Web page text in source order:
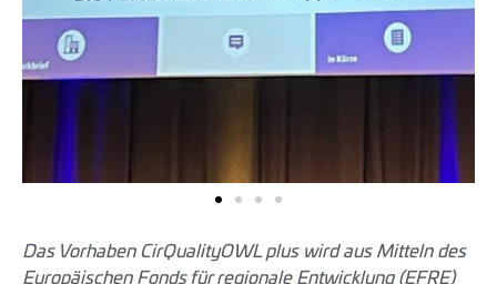
Das Vorhaben CirQualityOWL plus wird aus Mitteln des
Europäischen Fonds für regionale Entwicklung (EFRE)